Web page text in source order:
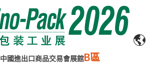
中國進出口商品交易會展館B區